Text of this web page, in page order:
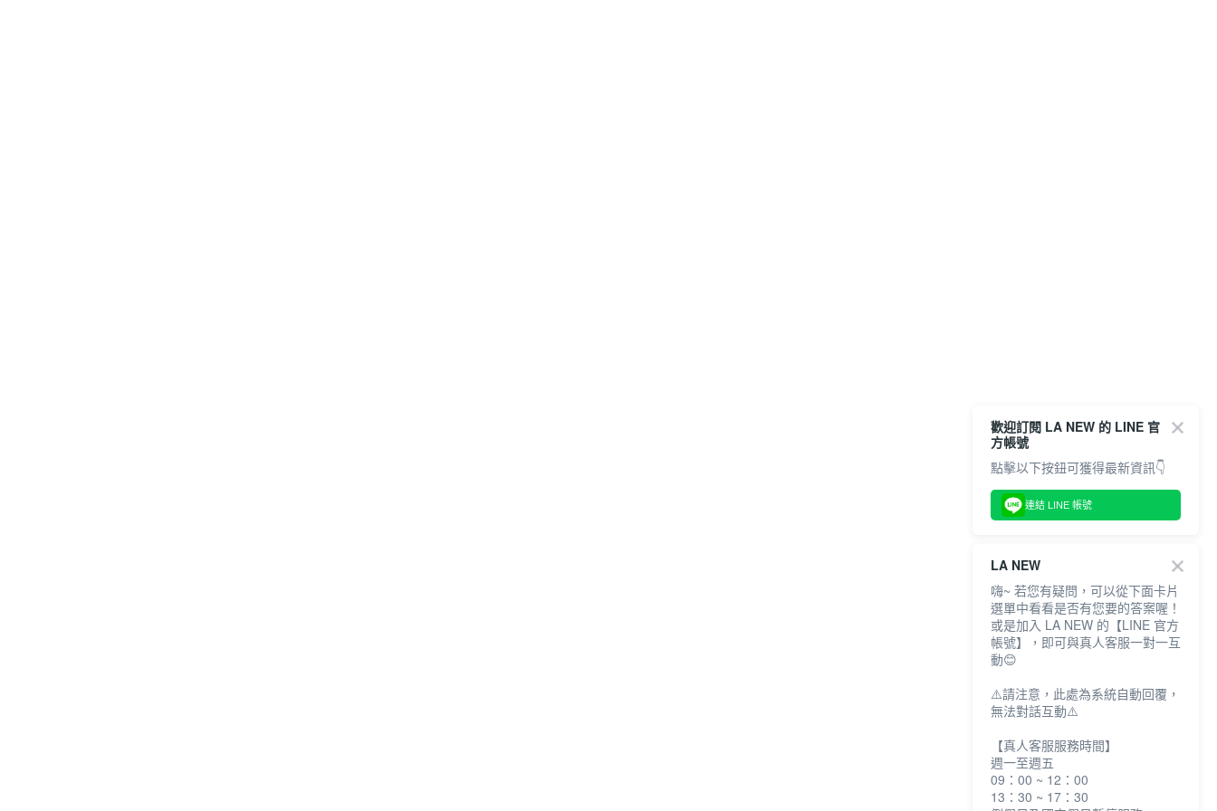
歡迎訂閱 LA NEW 的 LINE 官
方帳號
點擊以下按鈕可獲得最新資訊👇
連結 LINE 帳號
LA NEW
嗨~ 若您有疑問，可以從下面卡片
選單中看看是否有您要的答案喔！
或是加入 LA NEW 的【LINE 官方
帳號】，即可與真人客服一對一互
動😊
⚠️請注意，此處為系統自動回覆，
無法對話互動⚠️
【真人客服服務時間】
週一至週五
09：00 ~ 12：00
13：30 ~ 17：30